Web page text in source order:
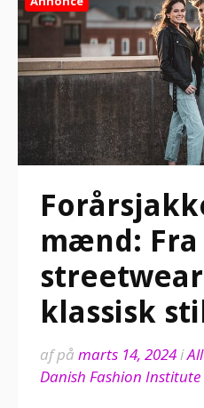
mænd: Fra
klassisk stil
afpå marts 14, 2024i
Danish Fashion Institute